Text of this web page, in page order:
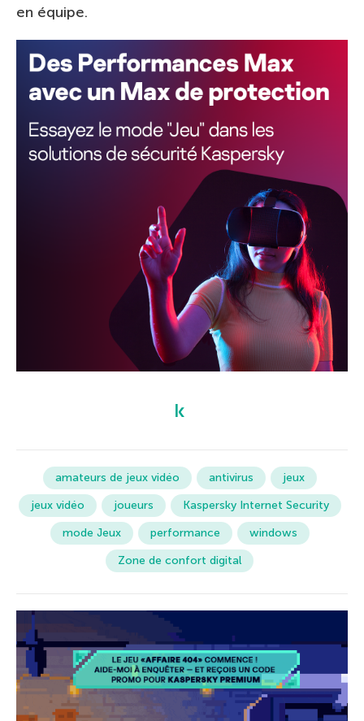
en équipe.
amateurs de jeux vidéo antivirus
jeux
jeux vidéo
joueurs
Kaspersky Internet Security
mode Jeux
performance
windows
Zone de confort digital